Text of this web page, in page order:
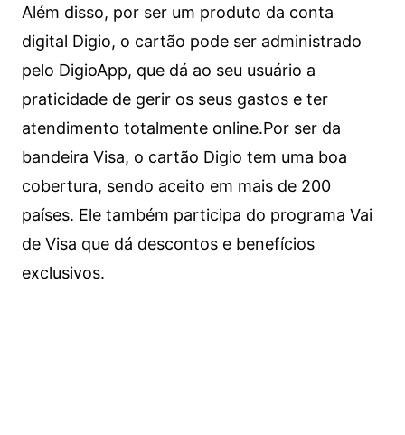
Além disso, por ser um produto da conta
digital Digio, o cartão pode ser administrado
pelo DigioApp, que dá ao seu usuário a
praticidade de gerir os seus gastos e ter
atendimento totalmente online.Por ser da
bandeira Visa, o cartão Digio tem uma boa
cobertura, sendo aceito em mais de 200
países. Ele também participa do programa Vai
de Visa que dá descontos e benefícios
exclusivos.